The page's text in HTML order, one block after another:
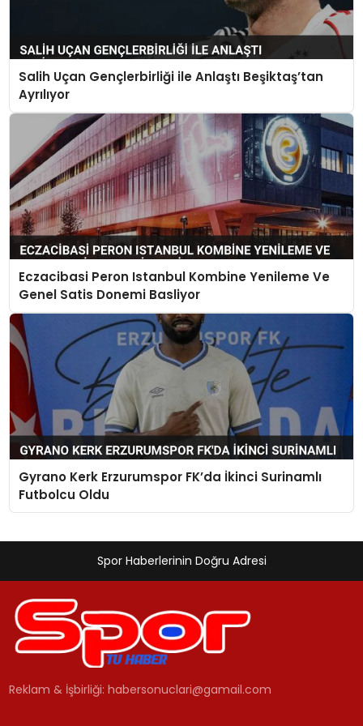
Salih Uçan Gençlerbirliği ile Anlaştı Beşiktaş’tan
Ayrılıyor
Eczacibasi Peron Istanbul Kombine Yenileme Ve
Genel Satis Donemi Basliyor
Gyrano Kerk Erzurumspor FK’da İkinci Surinamlı
Futbolcu Oldu
Spor Haberlerinin Doğru Adresi
Reklam & İşbirliği:habersonuclari@gamail.com